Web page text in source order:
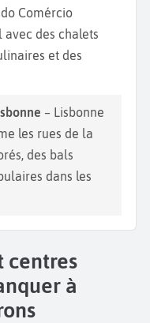
Comércio
des chalets
et des
– Lisbonne
les rues de la
des bals
dans les
centres
à